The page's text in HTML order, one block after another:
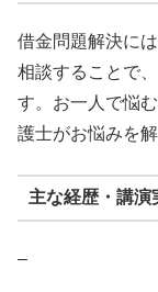
借金問題解決に
相談することで
す。お一人で悩
護士がお悩みを解
主な経歴・講演
–